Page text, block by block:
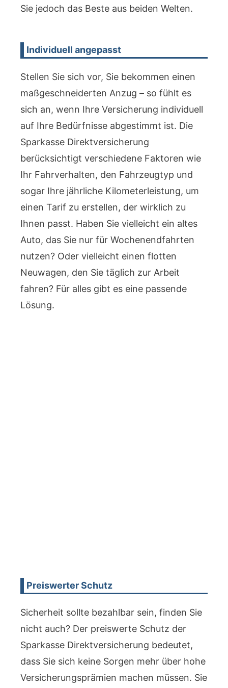
Sie jedoch das Beste aus beiden Welten.
Individuell angepasst
Stellen Sie sich vor, Sie bekommen einen
maßgeschneiderten Anzug – so fühlt es
sich an, wenn Ihre Versicherung individuell
auf Ihre Bedürfnisse abgestimmt ist. Die
Sparkasse Direktversicherung
berücksichtigt verschiedene Faktoren wie
Ihr Fahrverhalten, den Fahrzeugtyp und
sogar Ihre jährliche Kilometerleistung, um
einen Tarif zu erstellen, der wirklich zu
Ihnen passt. Haben Sie vielleicht ein altes
Auto, das Sie nur für Wochenendfahrten
nutzen? Oder vielleicht einen flotten
Neuwagen, den Sie täglich zur Arbeit
fahren? Für alles gibt es eine passende
Lösung.
Preiswerter Schutz
Sicherheit sollte bezahlbar sein, finden Sie
nicht auch? Der preiswerte Schutz der
Sparkasse Direktversicherung bedeutet,
dass Sie sich keine Sorgen mehr über hohe
Versicherungsprämien machen müssen. Sie